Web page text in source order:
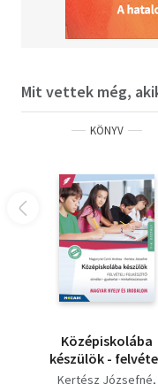
Mit vettek még,
KÖNYV
Középiskolába
készülök -
felkészítő - Magyar
Kertész Józsefné